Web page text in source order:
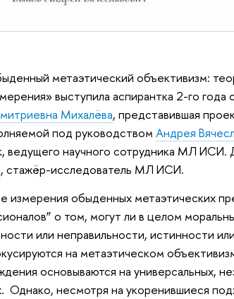
метаэтический объективизм:
выступила аспирантка 2-го года
Михалёва, представившая
под руководствомАндрея
ведущего научного сотрудника МЛ ИСИ.
, стажёр-исследователь МЛ ИСИ.
обыденных метаэтических
о том, могут ли в целом
или неправильности, истинности
на метаэтическом
основываются на универсальных,
Однако, несмотря на укоренившиеся